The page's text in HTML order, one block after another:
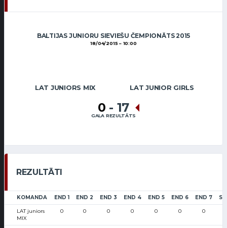
BALTIJAS JUNIORU SIEVIEŠU ČEMPIONĀTS 2015
18/04/2015 10:00
LAT JUNIORS MIX LAT JUNIOR GIRLS
0 - 17
GALA REZULTĀTS
REZULTĀTI
KOMANDA END 1 END 2 END 3 END 4 END 5 END 6 END 7
LAT juniors
MIX
0 0 0 0 0 0 0